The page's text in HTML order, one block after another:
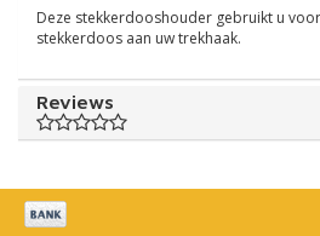
Deze stekkerdooshouder gebruikt u
stekkerdoos aan uw trekhaak.
Reviews